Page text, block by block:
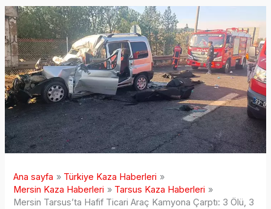
Ana sayfa
Türkiye Kaza Haberleri
Mersin Kaza Haberleri
Tarsus Kaza Haberleri
Mersin Tarsus’ta Hafif Ticari Araç Kamyona Çarptı: 3 Ölü, 3